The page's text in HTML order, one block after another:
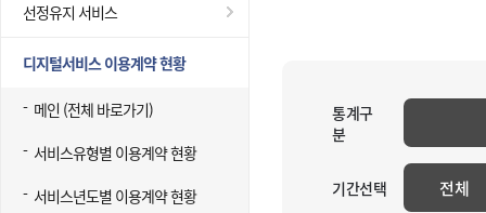
선정유지 서비스
디지털서비스 이용계약 현황
메인 (전체 바로가기)
서비스유형별 이용계약 현황
서비스년도별 이용계약 현황
통계구
분
기간선택 전체